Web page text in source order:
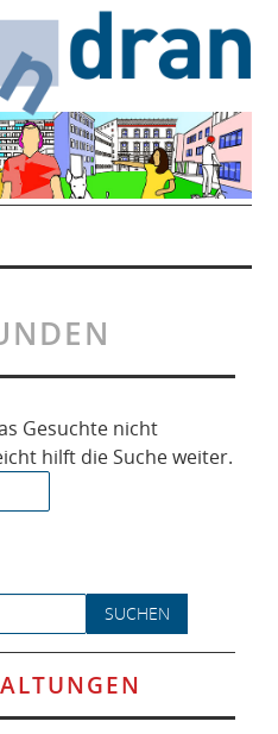
Gesuchte nicht
hilft die Suche weiter.